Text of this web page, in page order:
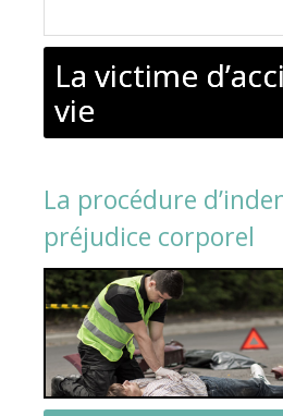
La victime
vie
La procédure
préjudice corporel